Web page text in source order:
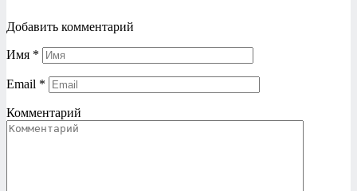
Добавить комментарий
Имя *
Email *
Комментарий